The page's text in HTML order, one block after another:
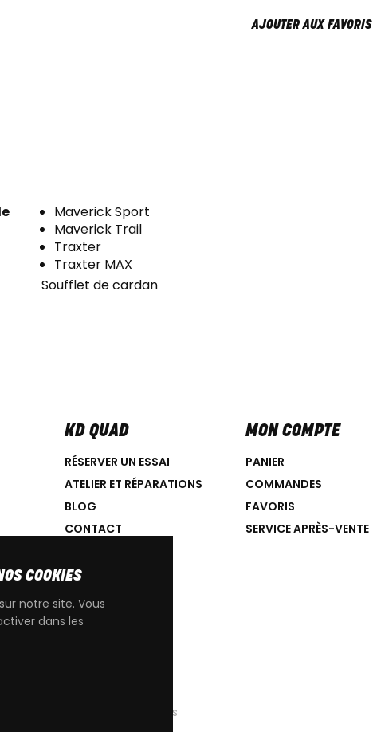
AJOUTER AUX FAVORIS
Maverick Sport
Maverick Trail
Traxter
Traxter MAX
Soufflet de cardan
KD QUAD
RÉSERVER UN ESSAI
ATELIER ET RÉPARATIONS
BLOG
CONTACT
MON COMPTE
PANIER
COMMANDES
FAVORIS
SERVICE APRÈS-VENTE
Conditions générales de ventes
COOKIES
notre site. Vous
dans les